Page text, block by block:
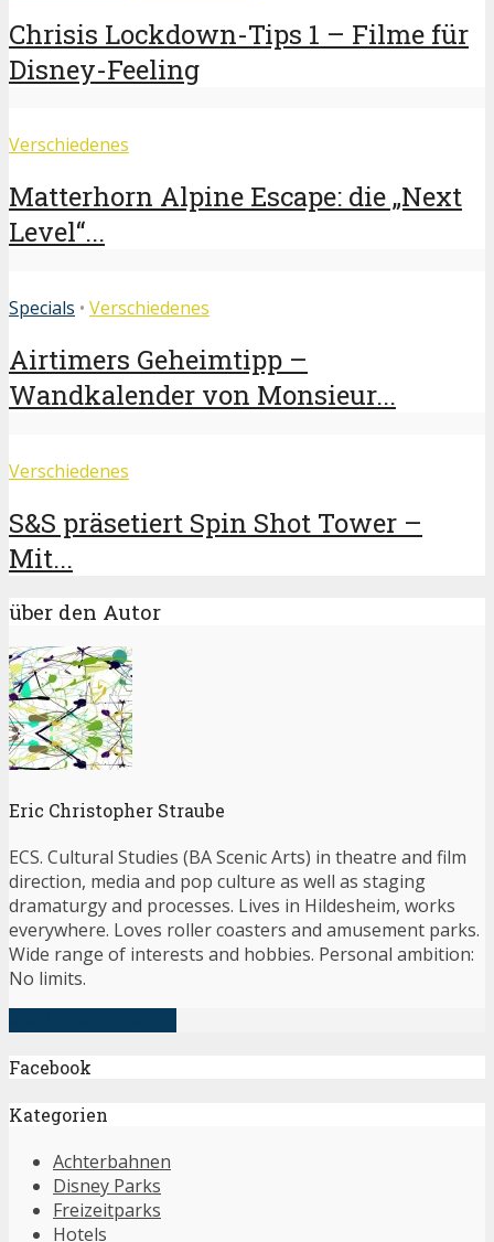
Chrisis Lockdown-Tips 1 – Filme für
Disney-Feeling
Verschiedenes
Matterhorn Alpine Escape: die „Next
Level“...
Specials • Verschiedenes
Airtimers Geheimtipp –
Wandkalender von Monsieur...
Verschiedenes
S&S präsetiert Spin Shot Tower –
Mit...
über den Autor
Eric Christopher Straube
ECS. Cultural Studies (BA Scenic Arts) in theatre and film
direction, media and pop culture as well as staging
dramaturgy and processes. Lives in Hildesheim, works
everywhere. Loves roller coasters and amusement parks.
Wide range of interests and hobbies. Personal ambition:
No limits.
Facebook
Kategorien
Achterbahnen
Disney Parks
Freizeitparks
Hotels